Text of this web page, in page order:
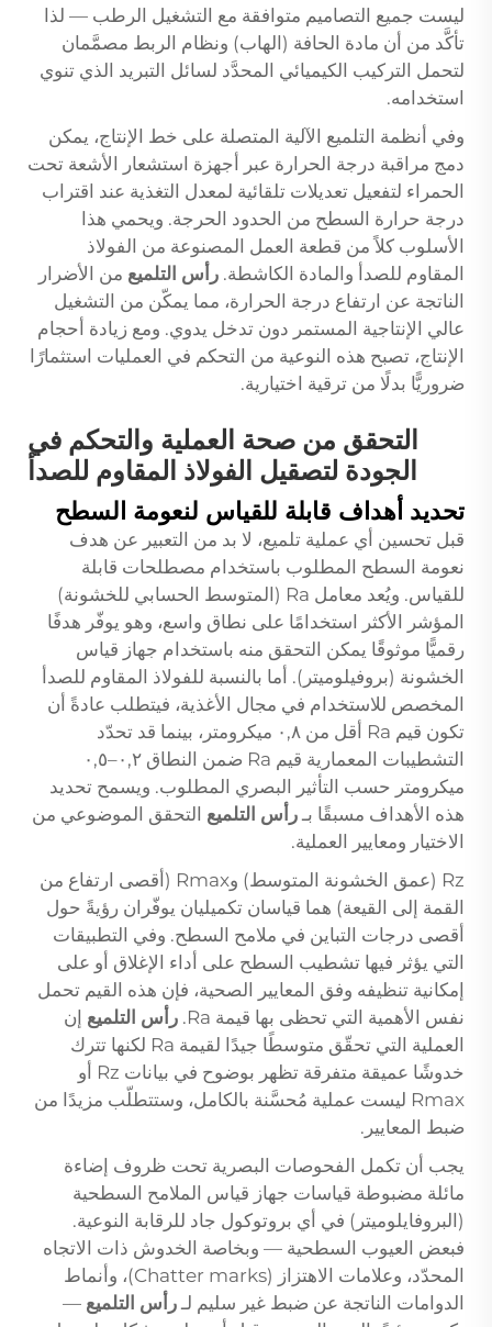
ليست جميع التصاميم متوافقة مع التشغيل الرطب — لذا
تأكَّد من أن مادة الحافة (الهاب) ونظام الربط مصمَّمان
لتحمل التركيب الكيميائي المحدَّد لسائل التبريد الذي تنوي
استخدامه.
وفي أنظمة التلميع الآلية المتصلة على خط الإنتاج، يمكن
دمج مراقبة درجة الحرارة عبر أجهزة استشعار الأشعة تحت
الحمراء لتفعيل تعديلات تلقائية لمعدل التغذية عند اقتراب
درجة حرارة السطح من الحدود الحرجة. ويحمي هذا
الأسلوب كلاً من قطعة العمل المصنوعة من الفولاذ
المقاوم للصدأ والمادة الكاشطة. رأس التلميع من الأضرار
الناتجة عن ارتفاع درجة الحرارة، مما يمكّن من التشغيل
عالي الإنتاجية المستمر دون تدخل يدوي. ومع زيادة أحجام
الإنتاج، تصبح هذه النوعية من التحكم في العمليات استثمارًا
ضروريًّا بدلًا من ترقية اختيارية.
التحقق من صحة العملية والتحكم في
الجودة لتصقيل الفولاذ المقاوم للصدأ
تحديد أهداف قابلة للقياس لنعومة السطح
قبل تحسين أي عملية تلميع، لا بد من التعبير عن هدف
نعومة السطح المطلوب باستخدام مصطلحات قابلة
للقياس. ويُعد معامل Ra (المتوسط الحسابي للخشونة)
المؤشر الأكثر استخدامًا على نطاق واسع، وهو يوفّر هدفًا
رقميًّا موثوقًا يمكن التحقق منه باستخدام جهاز قياس
الخشونة (بروفيلوميتر). أما بالنسبة للفولاذ المقاوم للصدأ
المخصص للاستخدام في مجال الأغذية، فيتطلب عادةً أن
تكون قيم Ra أقل من ٠,٨ ميكرومتر، بينما قد تحدّد
التشطيبات المعمارية قيم Ra ضمن النطاق ٠,٢–٠,٥
ميكرومتر حسب التأثير البصري المطلوب. ويسمح تحديد
هذه الأهداف مسبقًا بـ رأس التلميع التحقق الموضوعي من
الاختيار ومعايير العملية.
Rz (عمق الخشونة المتوسط) وRmax (أقصى ارتفاع من
القمة إلى القيعة) هما قياسان تكميليان يوفّران رؤيةً حول
أقصى درجات التباين في ملامح السطح. وفي التطبيقات
التي يؤثر فيها تشطيب السطح على أداء الإغلاق أو على
إمكانية تنظيفه وفق المعايير الصحية، فإن هذه القيم تحمل
نفس الأهمية التي تحظى بها قيمة Ra.
رأس التلميع إن
العملية التي تحقّق متوسطًا جيدًا لقيمة Ra لكنها تترك
خدوشًا عميقة متفرقة تظهر بوضوح في بيانات Rz أو
Rmax ليست عملية مُحسَّنة بالكامل، وستتطلّب مزيدًا من
ضبط المعايير.
يجب أن تكمل الفحوصات البصرية تحت ظروف إضاءة
مائلة مضبوطة قياسات جهاز قياس الملامح السطحية
(البروفايلوميتر) في أي بروتوكول جاد للرقابة النوعية.
فبعض العيوب السطحية — وبخاصة الخدوش ذات الاتجاه
المحدّد، وعلامات الاهتزاز (Chatter marks)، وأنماط
الدوامات الناتجة عن ضبط غير سليم لـ رأس التلميع —